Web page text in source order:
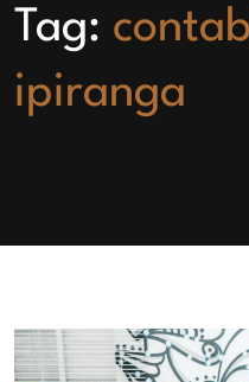
Tag:
ipiranga